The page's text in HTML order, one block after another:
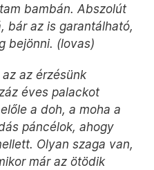
bambán. Abszolút
bár az is garantálható,
bejönni. (lovas)
az érzésünk
éves palackot
a doh, a moha a
páncélok, ahogy
Olyan szaga van,
már az ötödik